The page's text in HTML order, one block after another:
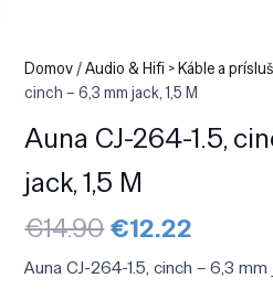
Domov/Audio & Hifi > Káble a
cinch – 6,3 mm jack, 1,5 M
Auna CJ-264-1.5,
jack, 1,5 M
€14.90Pôvodná
cena
bola:
€12.22
je:
Auna CJ-264-1.5, cinch – 6,3